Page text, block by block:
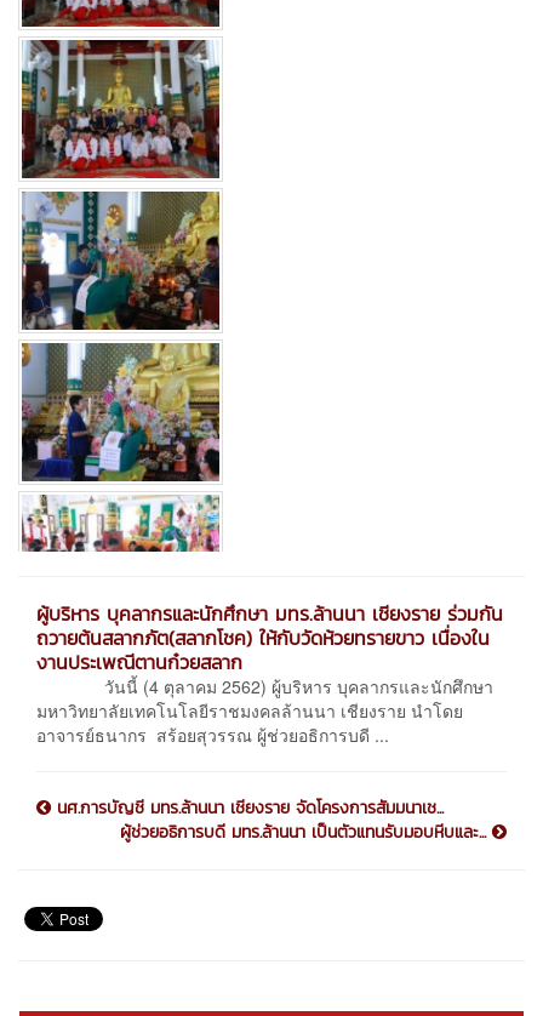
ผู้บริหาร บุคลากรและนักศึกษา มทร.ล้านนา เชียงราย ร่วมกัน
ถวายต้นสลากภัต(สลากโชค) ให้กับวัดห้วยทรายขาว เนื่องใน
งานประเพณีตานก๋วยสลาก
วันนี้ (4 ตุลาคม 2562) ผู้บริหาร บุคลากรและนักศึกษา
มหาวิทยาลัยเทคโนโลยีราชมงคลล้านนา เชียงราย นำโดย
อาจารย์ธนากร สร้อยสุวรรณ ผู้ช่วยอธิการบดี ...
นศ.การบัญชี มทร.ล้านนา เชียงราย จัดโครงการสัมมนาเช...
ผู้ช่วยอธิการบดี มทร.ล้านนา เป็นตัวแทนรับมอบหีบและ...